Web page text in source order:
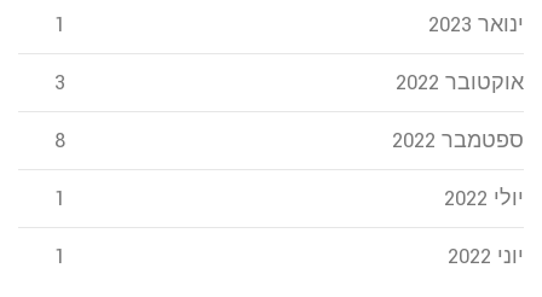
ינואר 2023 1
אוקטובר 2022 3
ספטמבר 2022 8
יולי 2022 1
יוני 2022 1